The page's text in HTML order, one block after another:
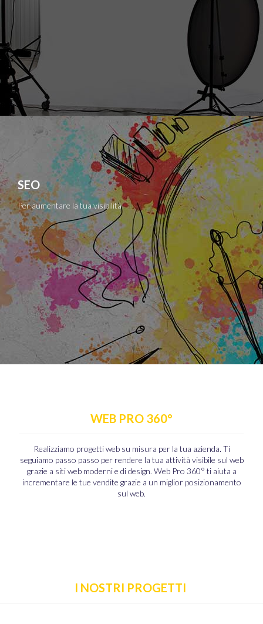
SEO
Per aumentare la tua visibilità
WEB PRO 360°
Realizziamo progetti web su misura per la tua azienda. Ti
seguiamo passo passo per rendere la tua attività visibile sul web
grazie a siti web moderni e di design. Web Pro 360° ti aiuta a
incrementare le tue vendite grazie a un miglior posizionamento
sul web.
I NOSTRI PROGETTI